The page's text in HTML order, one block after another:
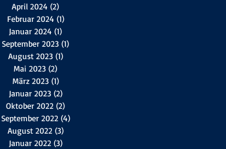
April 2024 (2)
Februar 2024 (1)1 Beitrag
Januar 2024 (1)
September 2023 (1)
August 2023 (1)1 Beitrag
Mai 2023 (2)
März 2023 (1)1 Beitrag
Januar 2023 (2)2 Beiträge
Oktober 2022 (2)
September 2022 (4)4 Beiträge
August 2022 (3)3 Beiträge
Januar 2022 (3)3 Beiträge